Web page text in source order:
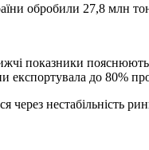
обробили 27,8 млн
показники
експортувала до 80%
нестабільність